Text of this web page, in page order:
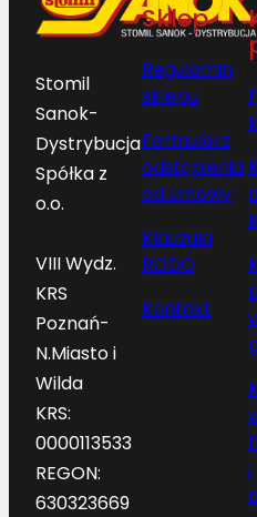
Stomil
Sanok-
Dystrybucja
Spółka z
o.o.
VIII Wydz.
KRS
Poznań-
N.Miasto i
Wilda
KRS:
0000113533
REGON:
630323669
Sklep
Regulamin
sklepu
Formularz
odstąpienia
od umowy
Klauzula
RODO
Kontakt
i